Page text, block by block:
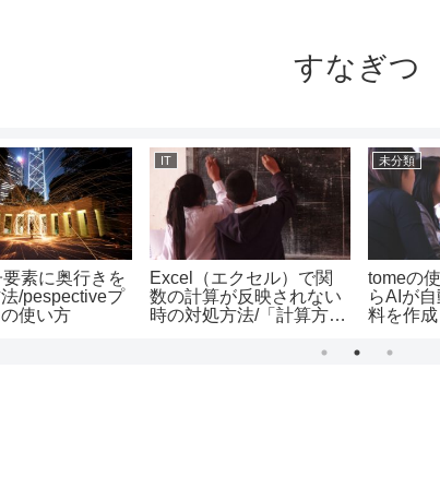
すなぎつ
素に奥行きを
/pespectiveプ
使い方
IT
Excel（エクセル）で関
数の計算が反映されない
時の対処方法/「計算方法
未分類
tomeの
らAIが
料を作成